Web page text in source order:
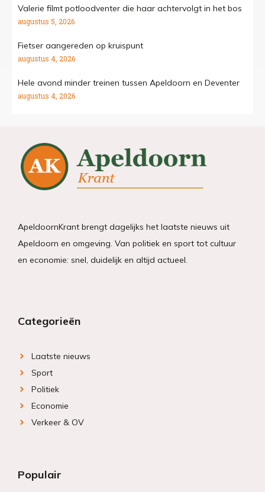
Valerie filmt potloodventer die haar achtervolgt in het bos
augustus 5, 2026
Fietser aangereden op kruispunt
augustus 4, 2026
Hele avond minder treinen tussen Apeldoorn en Deventer
augustus 4, 2026
ApeldoornKrant brengt dagelijks het laatste nieuws uit
Apeldoorn en omgeving. Van politiek en sport tot cultuur
en economie: snel, duidelijk en altijd actueel.
Categorieën
Laatste nieuws
Sport
Politiek
Economie
Verkeer & OV
Populair